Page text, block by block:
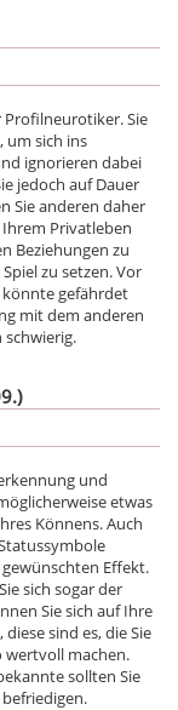
Profilneurotiker. Sie
um sich ins
ignorieren dabei
jedoch auf Dauer
Sie anderen daher
Privatleben
Beziehungen zu
zu setzen. Vor
gefährdet
mit dem anderen
schwierig.
und
etwas
Könnens. Auch
Effekt.
sich sogar der
Sie sich auf Ihre
sind es, die Sie
wertvoll machen.
sollten Sie